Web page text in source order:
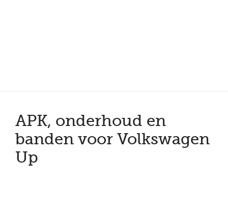
APK, onderhoud en
banden voor Volkswagen
Up